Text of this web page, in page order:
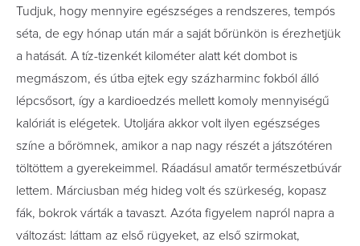
Tudjuk, hogy mennyire egészséges a rendszeres, tempós
séta, de egy hónap után már a saját bőrünkön is érezhetjük
a hatását. A tíz-tizenkét kilométer alatt két dombot is
megmászom, és útba ejtek egy százharminc fokból álló
lépcsősort, így a kardioedzés mellett komoly mennyiségű
kalóriát is elégetek. Utoljára akkor volt ilyen egészséges
színe a bőrömnek, amikor a nap nagy részét a játszótéren
töltöttem a gyerekeimmel. Ráadásul amatőr természetbúvár
lettem. Márciusban még hideg volt és szürkeség, kopasz
fák, bokrok várták a tavaszt. Azóta figyelem napról napra a
változást: láttam az első rügyeket, az első szirmokat,